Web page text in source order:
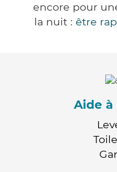
encore pour
la nuit : être
Aide